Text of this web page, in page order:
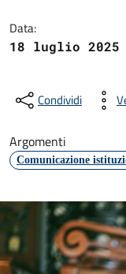
Data:
18 luglio 2025
Condividi
Argomenti
Comunicazione